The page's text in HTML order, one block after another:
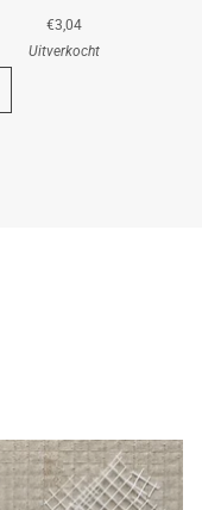
€3,04
Uitverkocht